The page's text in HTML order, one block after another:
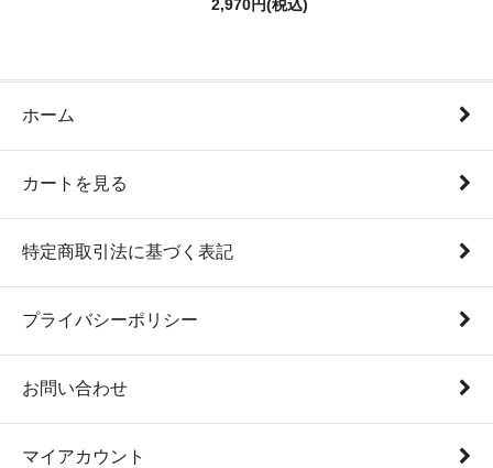
2,970円(税込)
ホーム
カートを見る
特定商取引法に基づく表記
プライバシーポリシー
お問い合わせ
マイアカウント